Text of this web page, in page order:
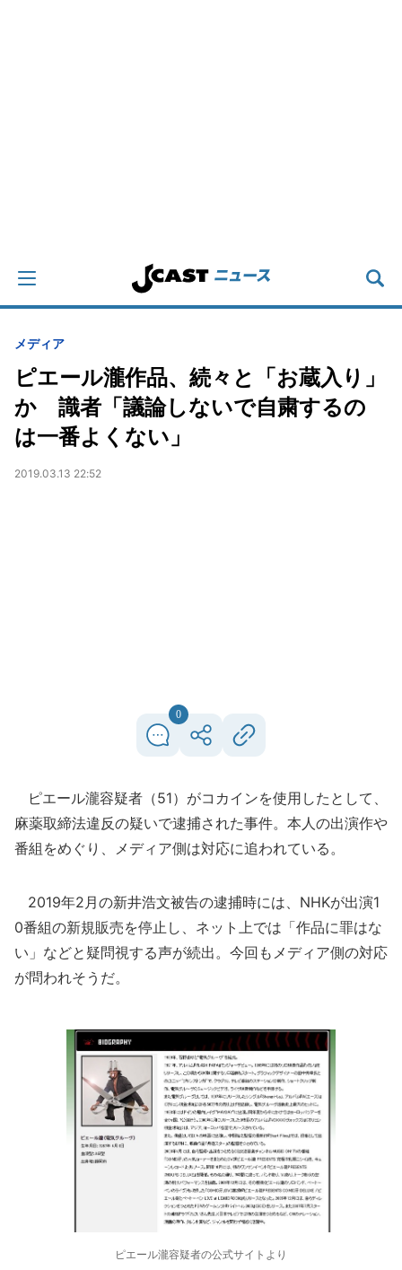
メディア
ピエール瀧作品、続々と「お蔵入り」
か 識者「議論しないで自粛するの
は一番よくない」
2019.03.13 22:52
0
ピエール瀧容疑者（51）がコカインを使用したとして、
麻薬取締法違反の疑いで逮捕された事件。本人の出演作や
番組をめぐり、メディア側は対応に追われている。
2019年2月の新井浩文被告の逮捕時には、NHKが出演1
0番組の新規販売を停止し、ネット上では「作品に罪はな
い」などと疑問視する声が続出。今回もメディア側の対応
が問われそうだ。
ピエール瀧容疑者の公式サイトより